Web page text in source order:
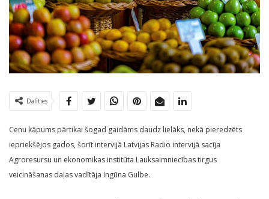
Dalīties
Cenu kāpums pārtikai šogad gaidāms daudz lielāks, nekā pieredzēts
iepriekšējos gados, šorīt intervijā Latvijas Radio intervijā sacīja
Agroresursu un ekonomikas institūta Lauksaimniecības tirgus
veicināšanas daļas vadītāja Ingūna Gulbe.